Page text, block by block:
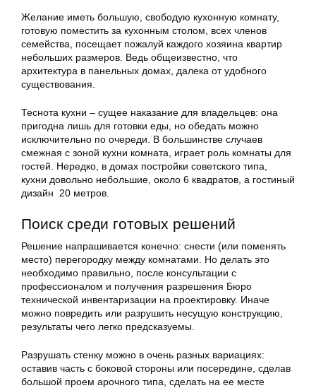
Желание иметь большую, свободую кухонную комнату,
готовую поместить за кухонным столом, всех членов
семейства, посещает пожалуй каждого хозяина квартир
небольших размеров. Ведь общеизвестно, что
архитектура в панельных домах, далека от удобного
существования.
Теснота кухни – сущее наказание для владельцев: она
пригодна лишь для готовки еды, но обедать можно
исключительно по очереди. В большинстве случаев
смежная с зоной кухни комната, играет роль комнаты для
гостей. Нередко, в домах постройки советского типа,
кухни довольно небольшие, около 6 квадратов, а гостиный
дизайн 20 метров.
Поиск среди готовых решений
Решение напрашивается конечно: снести (или поменять
место) перегородку между комнатами. Но делать это
необходимо правильно, после консультации с
профессионалом и получения разрешения Бюро
технической инвентаризации на проектировку. Иначе
можно повредить или разрушить несущую конструкцию,
результаты чего легко предсказуемы.
Разрушать стенку можно в очень разных вариациях:
оставив часть с боковой стороны или посередине, сделав
большой проем арочного типа, сделать на ее месте